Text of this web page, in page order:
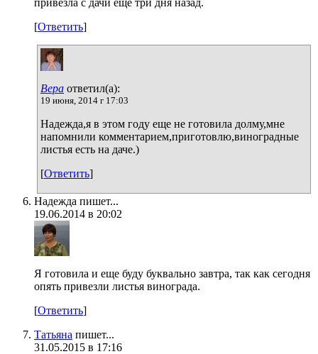
[Ответить]
Вера ответил(а):
19 июня, 2014 г 17:03
Надежда,я в этом году еще не готовила долму,мне
напомнили комментарием,приготовлю,виноградные
листья есть на даче.)
[Ответить]
Надежда пишет...
19.06.2014 в 20:02
Я готовила и еще буду буквально завтра, так как сегодня
опять привезли листья винограда.
[Ответить]
Татьяна пишет...
31.05.2015 в 17:16